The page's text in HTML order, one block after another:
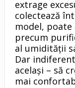
extrage
colectează
model,
precum
al umidității
Dar
același – să
mai